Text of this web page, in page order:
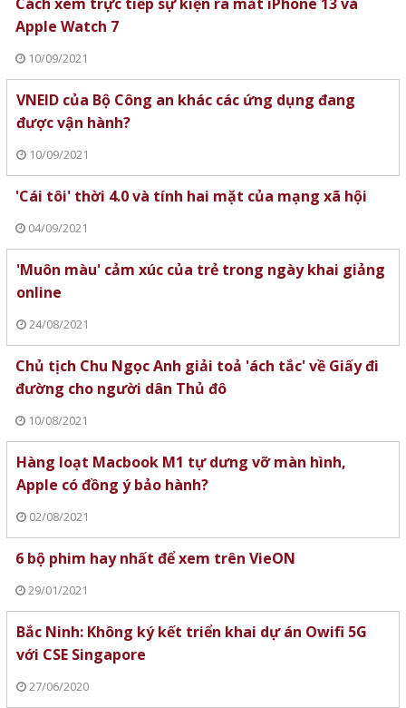
Apple Watch 7
10/09/2021
VNEID của Bộ Công an khác các ứng dụng đang
được vận hành?
10/09/2021
'Cái tôi' thời 4.0 và tính hai mặt của mạng xã hội
04/09/2021
'Muôn màu' cảm xúc của trẻ trong ngày khai giảng
online
24/08/2021
Chủ tịch Chu Ngọc Anh giải toả 'ách tắc' về Giấy đi
đường cho người dân Thủ đô
10/08/2021
Hàng loạt Macbook M1 tự dưng vỡ màn hình,
Apple có đồng ý bảo hành?
02/08/2021
6 bộ phim hay nhất để xem trên VieON
29/01/2021
Bắc Ninh: Không ký kết triển khai dự án Owifi 5G
với CSE Singapore
27/06/2020